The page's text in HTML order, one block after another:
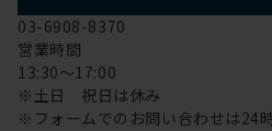
03-6908-8370
営業時間
13:30～17:00
※土日 祝日は休み
※フォームでのお問い合わせは24